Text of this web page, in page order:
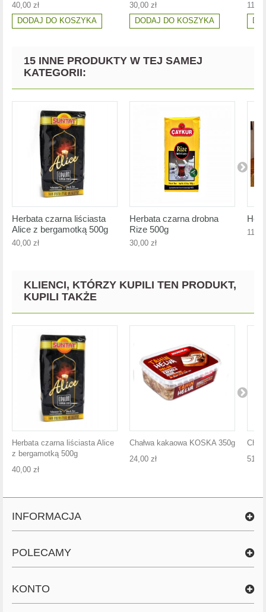
40,00 zł
DODAJ DO KOSZYKA
30,00 zł
DODAJ DO KOSZYKA
15 INNE PRODUKTY W TEJ SAMEJ
KATEGORII:
Herbata czarna liściasta
Alice z bergamotką 500g
40,00 zł
Herbata czarna drobna
Rize 500g
30,00 zł
KLIENCI, KTÓRZY KUPILI TEN PRODUKT,
KUPILI TAKŻE
Herbata czarna liściasta Alice
z bergamotką 500g
40,00 zł
Chałwa kakaowa KOSKA 350g
24,00 zł
INFORMACJA
POLECAMY
KONTO